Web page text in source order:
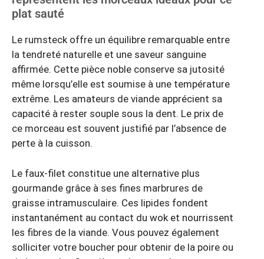
plat sauté
Le rumsteck offre un équilibre remarquable entre
la tendreté naturelle et une saveur sanguine
affirmée. Cette pièce noble conserve sa jutosité
même lorsqu’elle est soumise à une température
extrême. Les amateurs de viande apprécient sa
capacité à rester souple sous la dent. Le prix de
ce morceau est souvent justifié par l’absence de
perte à la cuisson.
Le faux-filet constitue une alternative plus
gourmande grâce à ses fines marbrures de
graisse intramusculaire. Ces lipides fondent
instantanément au contact du wok et nourrissent
les fibres de la viande. Vous pouvez également
solliciter votre boucher pour obtenir de la poire ou